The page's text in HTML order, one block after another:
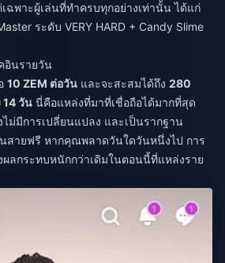
ฉพาะผู้เล่นที่ทำครบทุกอย่างเท่านั้น ได้แก่
ระดับ VERY HARD + Candy Slime
อินรายวัน
10 ZEM ต่อวัน และจะสะสมได้ถึง 280
14 วัน นี่คือแหล่งที่มาที่เชื่อถือได้มากที่สุด
ม่มีการเปลี่ยนแปลง และเป็นรากฐาน
สายฟรี หากคุณพลาดวันใดวันหนึ่งไป การ
ผลกระทบหนักกว่าเดิมในตอนนี้ที่แหล่งราย